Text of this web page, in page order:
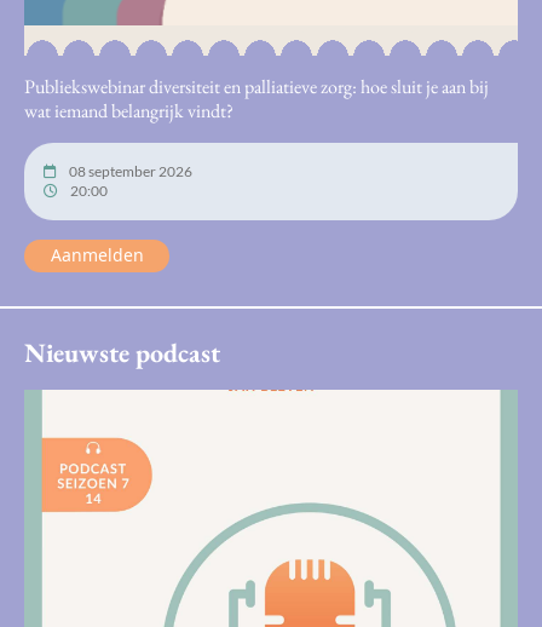
Publiekswebinar diversiteit en palliatieve zorg: hoe sluit je aan bij
wat iemand belangrijk vindt?
08 september 2026
20:00
Aanmelden
Nieuwste podcast